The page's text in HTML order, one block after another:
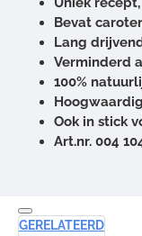
Bevat
Lang
Verminderd
100%
Ook in stick
Art.nr. 004
GERELATEERD